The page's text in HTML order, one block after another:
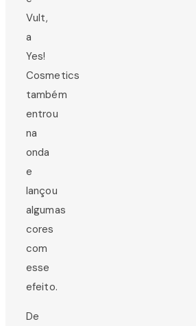
Vult,
a
Yes!
Cosmetics
também
entrou
na
onda
e
lançou
algumas
cores
com
esse
efeito.
De